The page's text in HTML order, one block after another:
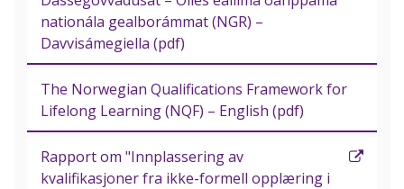
nationála gealborámmat (NGR) –
Davvisámegiella (pdf)
The Norwegian Qualifications Framework for
Lifelong Learning (NQF) – English (pdf)
Rapport om "Innplassering av
kvalifikasjoner fra ikke-formell opplæring i